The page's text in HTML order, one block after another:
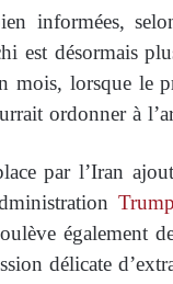
informées,
est désormais
mois, lorsque le
ordonner à
par l’Iran
Trump
également
délicate